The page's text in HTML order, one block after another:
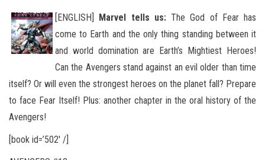
[ENGLISH] Marvel tells us:The God of Fear has
come to Earth and the only thing standing between it
and world domination are Earth’s Mightiest Heroes!
Can the Avengers stand against an evil older than time
itself? Or will even the strongest heroes on the planet fall? Prepare
to face Fear Itself! Plus: another chapter in the oral history of the
Avengers!
[book id=’502′ /]